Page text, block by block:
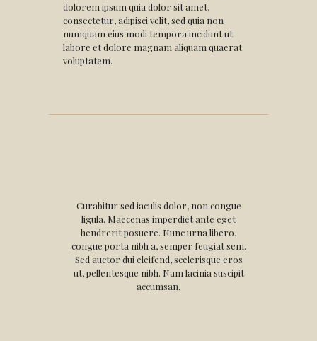
dolorem ipsum quia dolor sit amet,
consectetur, adipisci velit, sed quia non
numquam eius modi tempora incidunt ut
labore et dolore magnam aliquam quaerat
voluptatem.
Curabitur sed iaculis dolor, non congue
ligula. Maecenas imperdiet ante eget
hendrerit posuere. Nunc urna libero,
congue porta nibh a, semper feugiat sem.
Sed auctor dui eleifend, scelerisque eros
ut, pellentesque nibh. Nam lacinia suscipit
accumsan.